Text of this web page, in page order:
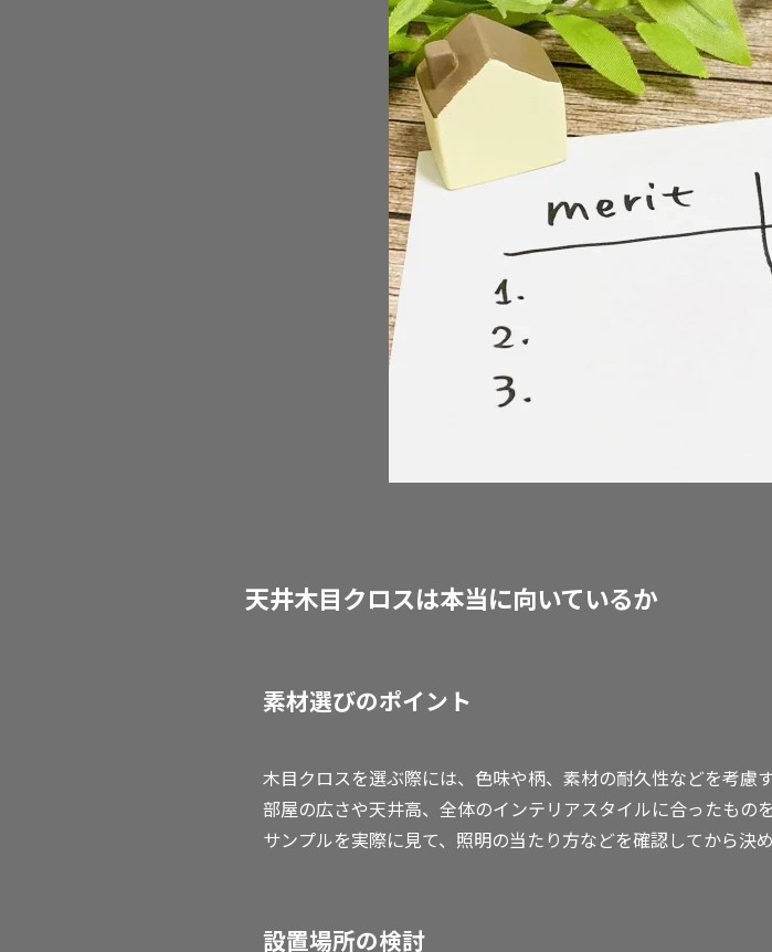
天井木目クロスは本当に向いているか
素材選びのポイント
木目クロスを選ぶ際には、色味や柄、素材の耐久性などを考慮
部屋の広さや天井高、全体のインテリアスタイルに合ったもの
サンプルを実際に見て、照明の当たり方などを確認してから決
設置場所の検討